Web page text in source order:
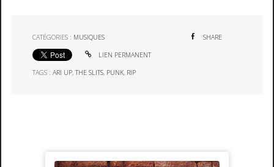
CATÉGORIES : MUSIQUES SHARE
LIEN PERMANENT
TAGS :ARI UP,THE SLITS, PUNK, RIP